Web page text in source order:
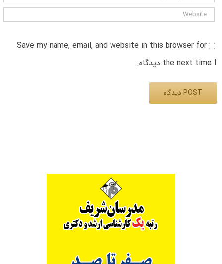
Save my name, email, and website in this browser for
the next time I دیدگاه.